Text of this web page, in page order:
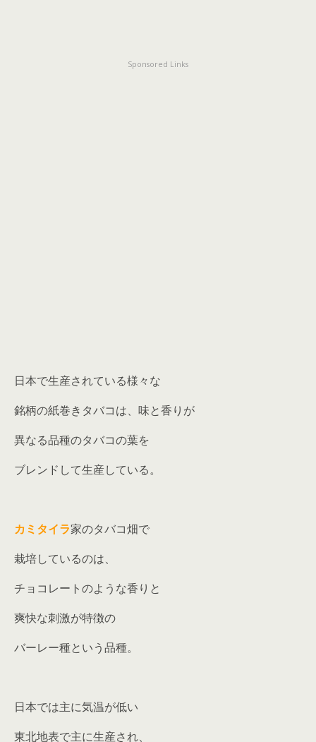
Sponsored Links
日本で生産されている様々な
銘柄の紙巻きタバコは、味と香りが
異なる品種のタバコの葉を
ブレンドして生産している。
カミタイラ家のタバコ畑で
栽培しているのは、
チョコレートのような香りと
爽快な刺激が特徴の
バーレー種という品種。
日本では主に気温が低い
東北地表で主に生産され、